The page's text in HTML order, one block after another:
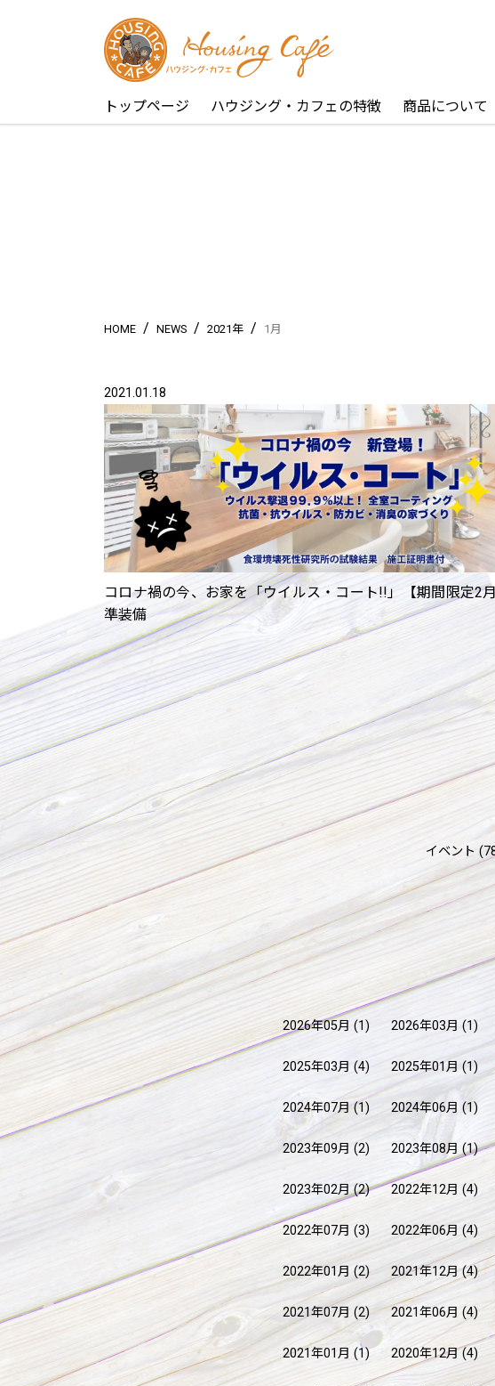
トップページ ハウジング・カフェの特徴 商品について
HOME / NEWS / 2021年 / 1月
2021.01.18
コロナ禍の今、お家を「ウイルス・コート!!」【期間限定2
準装備
イベント
2026年05月 (1) 2026年03月 (1)
2025年03月 (4) 2025年01月 (1)
2024年07月(1) 2024年06月 (1)
2023年09月 (2) 2023年08月 (1)
2023年02月(2) 2022年12月 (4)
2022年07月 (3) 2022年06月 (4)
2022年01月 (2) 2021年12月(4)
2021年07月 (2) 2021年06月 (4)
2021年01月 (1) 2020年12月(4)